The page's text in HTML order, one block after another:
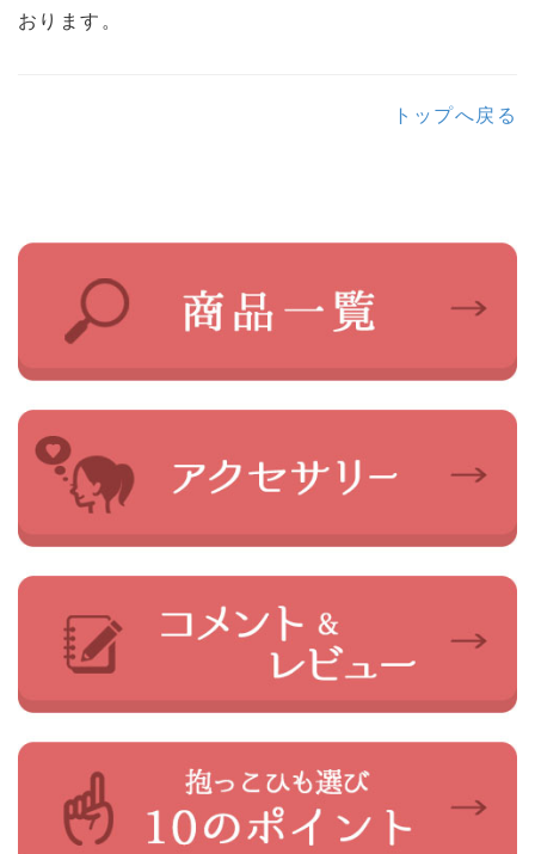
おります。
トップへ戻る